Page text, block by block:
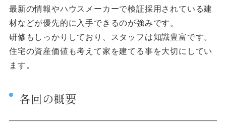
最新の情報やハウスメーカーで検証採用されている建
材などが優先的に入手できるのが強みです。
研修もしっかりしており、スタッフは知識豊富です。
住宅の資産価値も考えて家を建てる事を大切にしてい
ます。
各回の概要